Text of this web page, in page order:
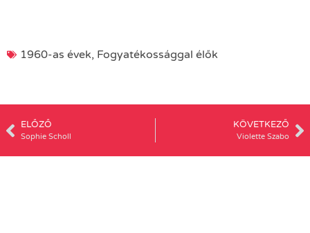
1960-as évek, Fogyatékossággal élők
ELŐZŐ
Sophie Scholl
KÖVETKEZŐ
Violette Szabo